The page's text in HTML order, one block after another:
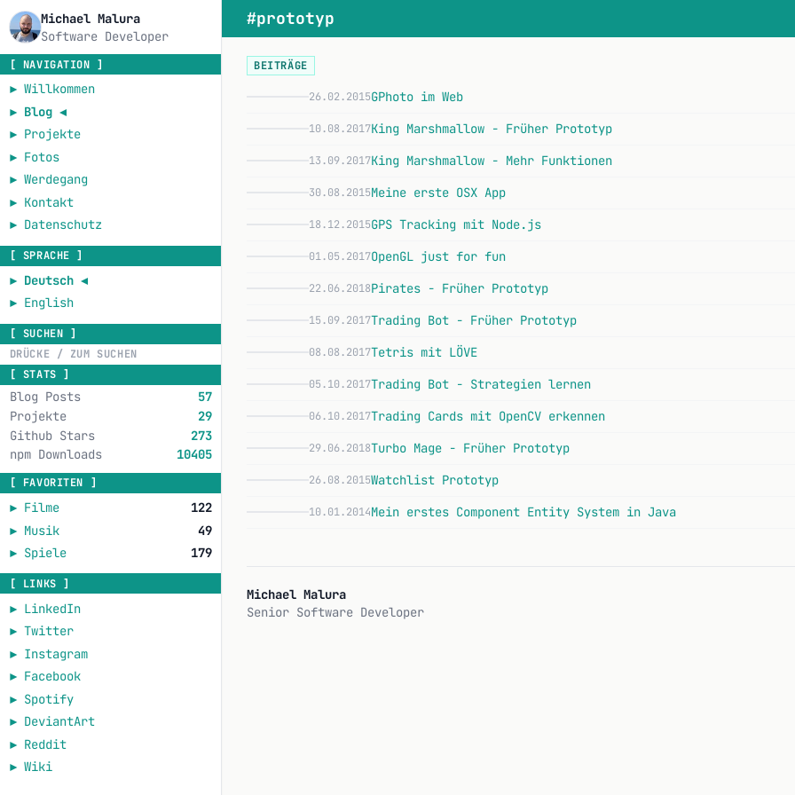
Michael Malura
Software Developer
[ NAVIGATION ]
► Willkommen
► Blog◄
► Projekte
► Fotos
► Werdegang
► Kontakt
► Datenschutz
[ SPRACHE ]
► Deutsch◄
► English
[ SUCHEN ]
[ STATS ]
Blog Posts
57
Projekte
29
Github Stars
273
npm Downloads
10405
[ FAVORITEN ]
► Filme
122
► Musik
49
► Spiele 179
[ LINKS ]
► LinkedIn
► Twitter
► Instagram
► Facebook
► Spotify
► DeviantArt
► Reddit
► Wiki
#prototyp
BEITRÄGE
26.02.2015GPhoto im Web
10.08.2017King Marshmallow - Früher Prototyp
13.09.2017King Marshmallow - Mehr Funktionen
30.08.2015Meine erste OSX App
18.12.2015GPS Tracking mit Node.js
01.05.2017OpenGL just for fun
22.06.2018Pirates - Früher Prototyp
15.09.2017Trading Bot - Früher Prototyp
08.08.2017Tetris mit LÖVE
05.10.2017Trading Bot - Strategien lernen
06.10.2017Trading Cards mit OpenCV erkennen
29.06.2018Turbo Mage - Früher Prototyp
26.08.2015Watchlist Prototyp
10.01.2014Mein erstes Component Entity System in Java
Michael Malura
Senior Software Developer